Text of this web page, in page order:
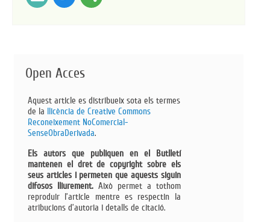
Open Acces
Aquest article es distribueix sota els termes
de la
llicència de Creative Commons
Reconeixement NoComercial-
SenseObraDerivada​.
Els autors que publiquen en el Butlletí
mantenen el dret de copyright sobre els
seus articles i permeten que aquests siguin
difosos lliurement. Això permet a tothom
reproduir l’article mentre es respectin la
atribucions d’autoria i detalls de citació.